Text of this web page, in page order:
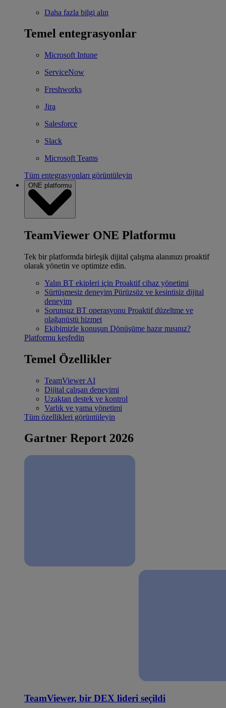
Daha fazla bilgi alın
Temel entegrasyonlar
Microsoft Intune
ServiceNow
Freshworks
Jira
Salesforce
Slack
Microsoft Teams
Tüm entegrasyonları görüntüleyin
ONE platformu
TeamViewer ONE Platformu
Tek bir platformda birleşik dijital çalışma alanınızı proaktif
olarak yönetin ve optimize edin.
Yalın BT ekipleri için Proaktif cihaz yönetimi
Sürtüşmesiz deneyim Pürüzsüz ve kesintisiz dijital
deneyim
Sorunsuz BT operasyonu Proaktif düzeltme ve
olağanüstü hizmet
Ekibimizle konuşun Dönüşüme hazır mısınız?
Platformu keşfedin
Temel Özellikler
TeamViewer AI
Dijital çalışan deneyimi
Uzaktan destek ve kontrol
Varlık ve yama yönetimi
Tüm özellikleri görüntüleyin
Gartner Report 2026
TeamViewer, bir DEX lideri seçildi